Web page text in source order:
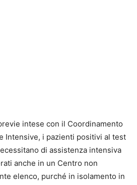
intese con il Coordinamento
Intensive, i pazienti positivi al test
di assistenza intensiva
anche in un Centro non
elenco, purché in isolamento in